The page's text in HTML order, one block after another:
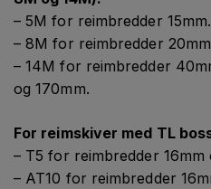
– 5M for reimbredder
– 8M for reimbredder
– 14M for reimbredder
og 170mm.
For reimskiver med TL
– T5 for reimbredder 16mm
– AT10 for reimbredder